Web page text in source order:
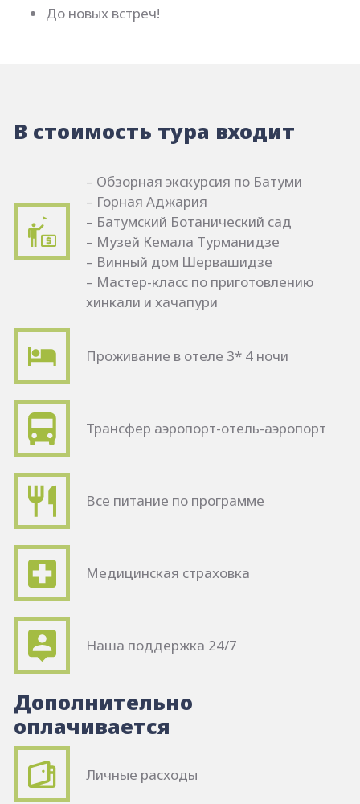
До новых встреч!
В стоимость тура входит
– Обзорная экскурсия по Батуми
– Горная Аджария
– Батумский Ботанический сад
– Музей Кемала Турманидзе
– Винный дом Шервашидзе
– Мастер-класс по приготовлению
хинкали и хачапури
Проживание в отеле 3* 4 ночи
Трансфер аэропорт-отель-аэропорт
Все питание по программе
Медицинская страховка
Наша поддержка 24/7
Дополнительно
оплачивается
Личные расходы